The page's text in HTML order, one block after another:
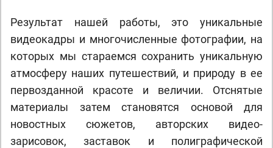
Результат нашей работы, это уникальные
видеокадры и многочисленные фотографии, на
которых мы стараемся сохранить уникальную
атмосферу наших путешествий, и природу в ее
первозданной красоте и величии. Отснятые
материалы затем становятся основой для
новостных сюжетов, авторских видео-
зарисовок, заставок и полиграфической